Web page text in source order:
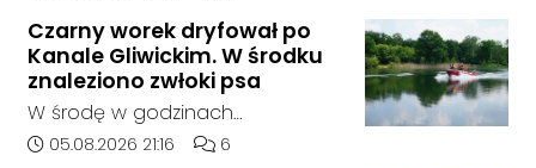
14:30 na drodze wojewódzkiej nr
408 pomiędzy Starym Koźlem a
Bierawą.
Czarny worek dryfował po
Kanale Gliwickim. W środku
znaleziono zwłoki psa
W środę w godzinach
popołudniowych służby zostały
Data dodania artykułu:
05.08.2026 21:16 Liczba komentarzy artykułu:
6